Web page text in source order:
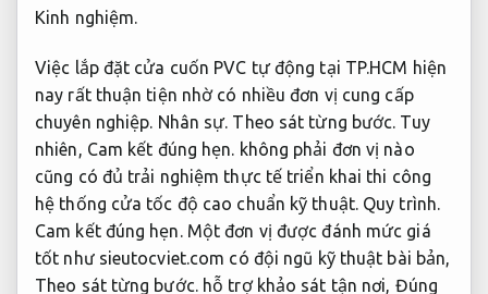
Kinh nghiệm.
Việc lắp đặt cửa cuốn PVC tự động tại TP.HCM hiện
nay rất thuận tiện nhờ có nhiều đơn vị cung cấp
chuyên nghiệp. Nhân sự. Theo sát từng bước. Tuy
nhiên, Cam kết đúng hẹn.
không phải đơn vị nào
cũng có đủ trải nghiệm thực tế triển khai thi công
hệ thống cửa tốc độ cao chuẩn kỹ thuật. Quy trình.
Cam kết đúng hẹn. Một đơn vị được đánh mức giá
tốt như sieutocviet.com có đội ngũ kỹ thuật bài bản,
Theo sát từng bước. hỗ trợ khảo sát tận nơi, Đúng